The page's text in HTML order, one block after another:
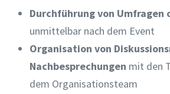
Durchführung von Umfragen
unmittelbar nach dem Event
Organisation von
Nachbesprechungen mit den
dem Organisationsteam